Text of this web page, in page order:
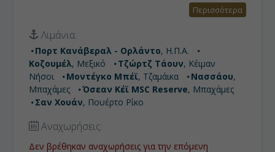
νησί στις Μπαχάμες, το οποίο βρίσκεται στην
περιοχή Bimini. Είναι τεχνητό νησί, το οποίο χτίστηκε
στα τέλη της δεκαετίας του 1960 μέχρι τις αρχές της
δεκαετίας του 1970 και χρησιμοποιήθηκε ως
βιομηχανικός χώρος εκχύλισης άμμου. Η προβλήτα
ανακατασκευάστηκε ως ιδιωτικό νησί, για να
χρησιμοποιηθεί από τις κρουαζιέρες MSC.• Σαν
Χουάν:
Είναι η πρωτεύουσα του Πουέρτο Ρίκο, ένας
αγαπημένος προορισμός που προσφέρει όμορφα
αξιοθέατα, ποιοτική νυχτερινή ζωή, καλή αγορά για
ψώνια, αξιόλογη τοπική κουζίνα και μια κουλτούρα
Νασσάου:Το νησί μπορεί να υπερηφανεύεται για τα
θέρετρα, ξενοδοχεία, εστιατόρια, καταστήματα,
νυχτερινή ζωή, ένα γήπεδο γκολφ, ένα ενυδρείο και
Περισσότερα
Λιμάνια:
Πορτ Κανάβεραλ - Ορλάντο, Η.Π.Α.
Κοζουμέλ, Μεξικό Τζώρτζ Τάουν, Κέιμαν
Νήσοι
Μοντέγκο Μπέϊ, Τζαμάικα Νασσάου,
Μπαχάμες
Όσεαν Κέϊ MSC Reserve, Μπαχάμες
Σαν Χουάν, Πουέρτο Ρίκο
Αναχωρήσεις:
Δεν βρέθηκαν αναχωρήσεις για την επόμενη